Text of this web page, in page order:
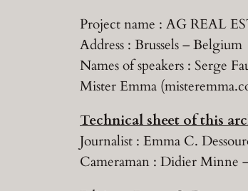
Project name : AG REAL
Address : Brussels – Belgium
Names of speakers : Serge
Mister Emma
Technical sheet of this
Journalist : Emma C.
Cameraman : Didier Minne